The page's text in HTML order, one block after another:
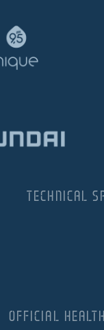
TECHNICAL
OFFICIAL